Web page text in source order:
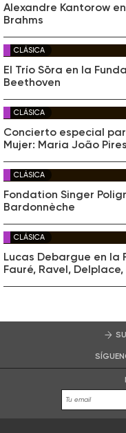
Alexandre Kantorow
Brahms
CLÁSICA
El Trío Sōra en la
Beethoven
CLÁSICA
Concierto especial
Mujer: Maria João
CLÁSICA
Fondation Singer
Bardonnèche
CLÁSICA
Lucas Debargue en la
Fauré, Ravel,